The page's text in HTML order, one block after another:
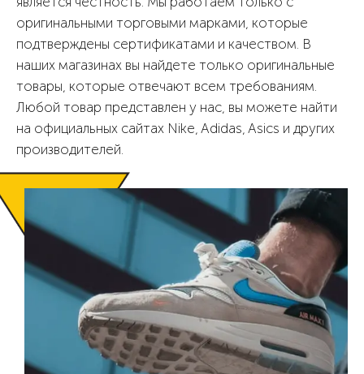
оригинальными торговыми марками, которые
подтверждены сертификатами и качеством. В
наших магазинах вы найдете только оригинальные
товары, которые отвечают всем требованиям.
Любой товар представлен у нас, вы можете найти
на официальных сайтах Nike, Adidas, Asics и других
производителей.